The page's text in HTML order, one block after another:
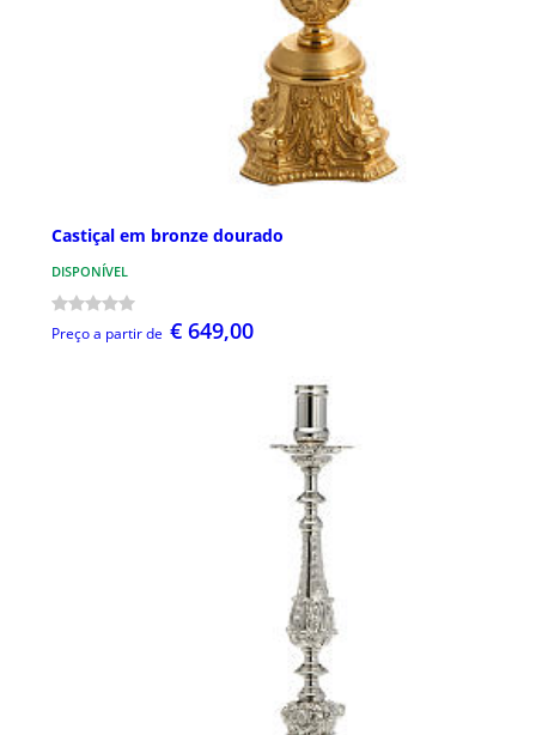
Castiçal em bronze dourado
DISPONÍVEL
Preço a partir de € 649,00